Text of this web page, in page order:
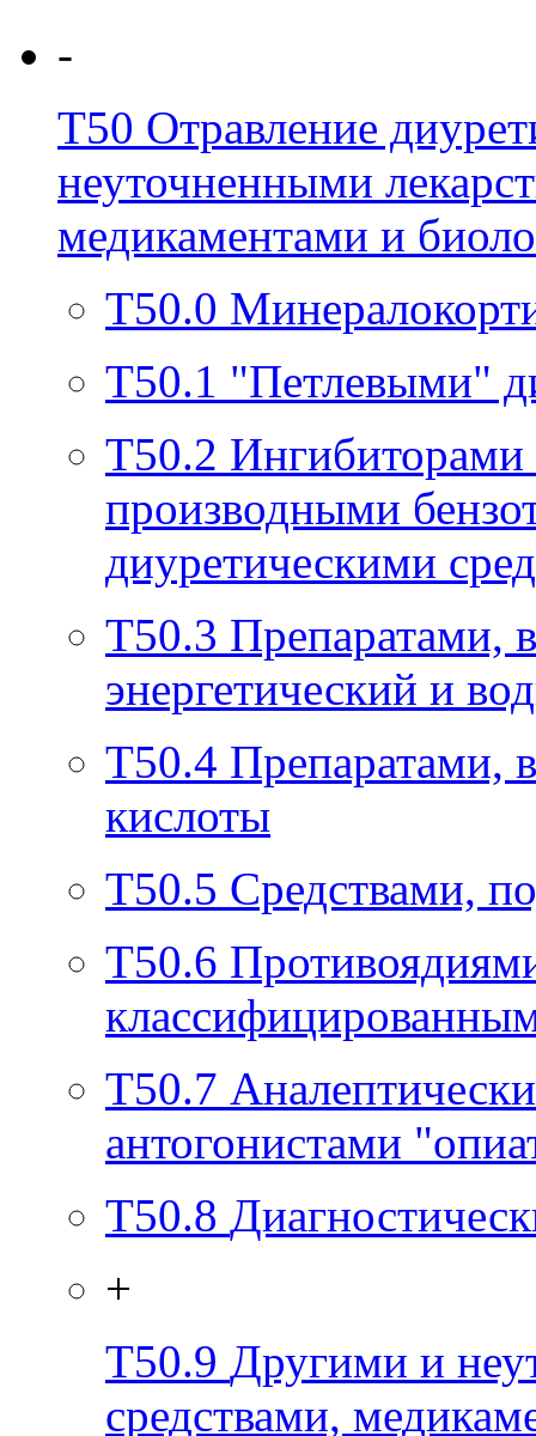
-
T50 Отравление
неуточненными
медикаментами и
T50.0
T50.1 "Петлевыми"
T50.2 Ингибиторами
производными
диуретическими
T50.3 Препаратами,
энергетический и
T50.4 Препаратами,
кислоты
T50.5 Средствами,
T50.6
T50.7
антогонистами
T50.8
+
T50.9 Другими и
средствами,